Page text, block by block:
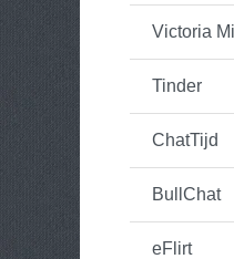
Victoria
Tinder
ChatTijd
BullChat
eFlirt